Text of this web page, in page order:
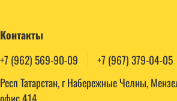
Контакты
+7 (962) 569-90-09
+7 (967) 379-04-05
Респ Татарстан, г Набережные Челны,
офис 414